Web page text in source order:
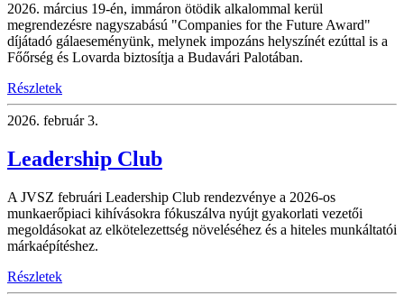
2026. március 19-én, immáron ötödik alkalommal kerül
megrendezésre nagyszabású "Companies for the Future Award"
díjátadó gálaeseményünk, melynek impozáns helyszínét ezúttal is a
Főőrség és Lovarda biztosítja a Budavári Palotában.
Részletek
2026. február 3.
Leadership Club
A JVSZ februári Leadership Club rendezvénye a 2026-os
munkaerőpiaci kihívásokra fókuszálva nyújt gyakorlati vezetői
megoldásokat az elkötelezettség növeléséhez és a hiteles munkáltatói
márkaépítéshez.
Részletek